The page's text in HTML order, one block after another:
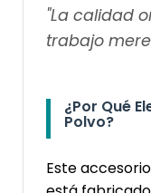
"La calidad
trabajo
¿Por Qué
Polvo?
Este